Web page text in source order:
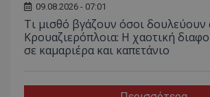
09.08.2026 - 07:01
Τι μισθό βγάζουν όσοι δουλεύουν
Κρουαζιερόπλοια: Η χαοτική
σε καμαριέρα και καπετάνιο